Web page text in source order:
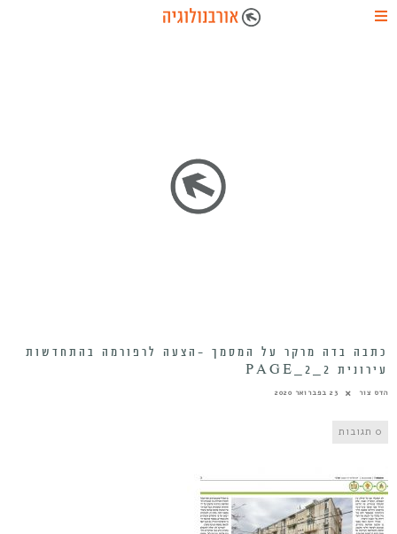
כתבה בדה מרקר על המסמך -הצעה לרפורמה בהתחדשות
עירונית 2_PAGE_2
הדס צור 23 בפברואר 2020
0 תגובות